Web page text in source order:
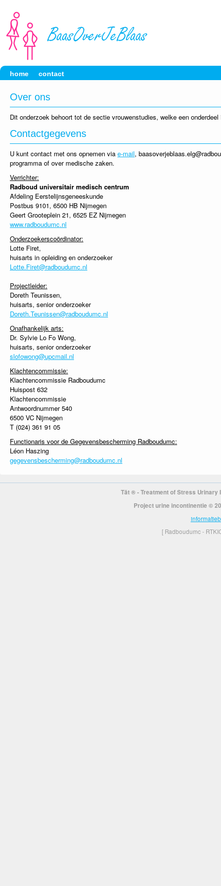
home contact
Over ons
Dit onderzoek behoort tot de sectie vrouwenstudies, welke een
Contactgegevens
U kunt contact met ons opnemen via e-mail,
programma of over medische zaken.
Verrichter:
Radboud universitair medisch centrum
Afdeling Eerstelijnsgeneeskunde
Postbus 9101, 6500 HB Nijmegen
Geert Grooteplein 21, 6525 EZ Nijmegen
www.radboudumc.nl
Onderzoekerscoördinator:
Lotte Firet,
huisarts in opleiding en onderzoeker
Lotte.Firet@radboudumc.nl
Projectleider:
Doreth Teunissen,
huisarts, senior onderzoeker
Doreth.Teunissen@radboudumc.nl
Onafhankelijk arts:
Dr. Sylvie Lo Fo Wong,
huisarts, senior onderzoeker
slofowong@upcmail.nl
Klachtencommissie:
Klachtencommissie Radboudumc
Huispost 632
Klachtencommissie
Antwoordnummer 540
6500 VC Nijmegen
T (024) 361 91 05
Functionaris voor de Gegevensbescherming Radboudumc:
Léon Haszing
gegevensbescherming@radboudumc.nl
Tät ® - Treatment of Stress
Project urine incontinentie ©
[ Radboudumc -